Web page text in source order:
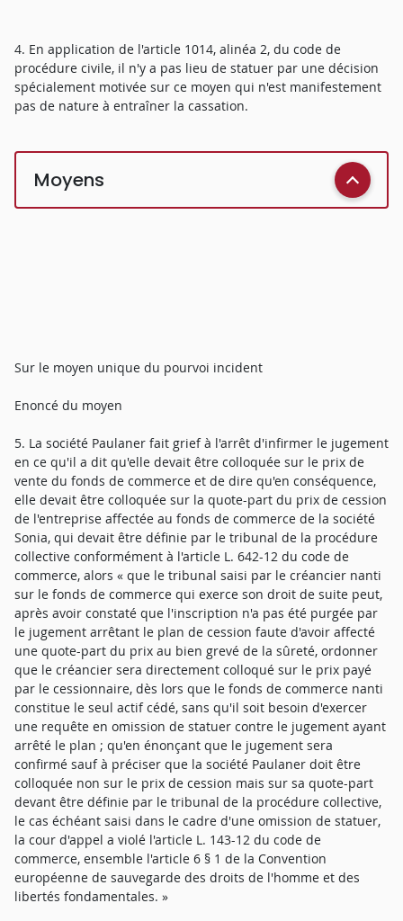
4. En application de l'article 1014, alinéa 2, du code de
procédure civile, il n'y a pas lieu de statuer par une décision
spécialement motivée sur ce moyen qui n'est manifestement
pas de nature à entraîner la cassation.
Moyens
Sur le moyen unique du pourvoi incident
Enoncé du moyen
5. La société Paulaner fait grief à l'arrêt d'infirmer le jugement
en ce qu'il a dit qu'elle devait être colloquée sur le prix de
vente du fonds de commerce et de dire qu'en conséquence,
elle devait être colloquée sur la quote-part du prix de cession
de l'entreprise affectée au fonds de commerce de la société
Sonia, qui devait être définie par le tribunal de la procédure
collective conformément à l'article L. 642-12 du code de
commerce, alors « que le tribunal saisi par le créancier nanti
sur le fonds de commerce qui exerce son droit de suite peut,
après avoir constaté que l'inscription n'a pas été purgée par
le jugement arrêtant le plan de cession faute d'avoir affecté
une quote-part du prix au bien grevé de la sûreté, ordonner
que le créancier sera directement colloqué sur le prix payé
par le cessionnaire, dès lors que le fonds de commerce nanti
constitue le seul actif cédé, sans qu'il soit besoin d'exercer
une requête en omission de statuer contre le jugement ayant
arrêté le plan ; qu'en énonçant que le jugement sera
confirmé sauf à préciser que la société Paulaner doit être
colloquée non sur le prix de cession mais sur sa quote-part
devant être définie par le tribunal de la procédure collective,
le cas échéant saisi dans le cadre d'une omission de statuer,
la cour d'appel a violé l'article L. 143-12 du code de
commerce, ensemble l'article 6 § 1 de la Convention
européenne de sauvegarde des droits de l'homme et des
libertés fondamentales. »